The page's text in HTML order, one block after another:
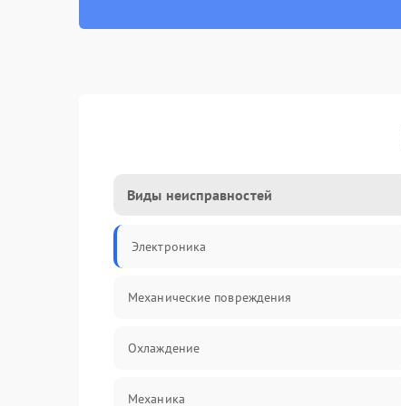
Виды неисправностей
Электроника
Механические повреждения
Охлаждение
Механика